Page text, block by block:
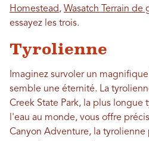
Homestead, Wasatch Terrain
essayez les trois.
Tyrolienne
Imaginez survoler un
semble une éternité. La
Creek State Park, la plus longue
l'eau au monde, vous offre
Canyon Adventure, la tyrolienne